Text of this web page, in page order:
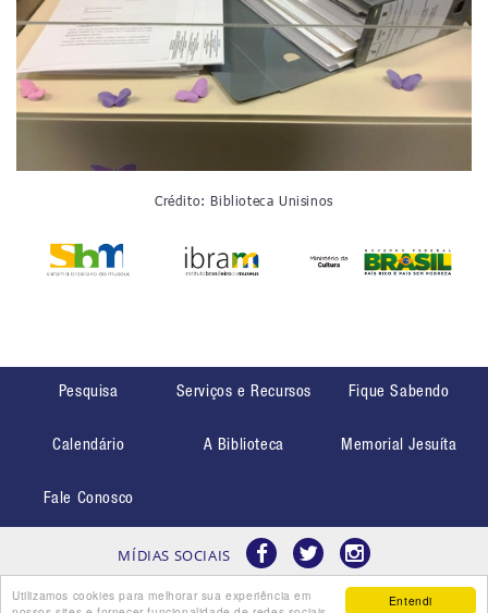
Entendi
Utilizamos cookies para melhorar sua experiência em
Crédito: Biblioteca Unisinos
Pesquisa Serviços e Recursos Fique Sabendo
Calendário A Biblioteca Memorial Jesuíta
Fale Conosco
MÍDIAS SOCIAIS